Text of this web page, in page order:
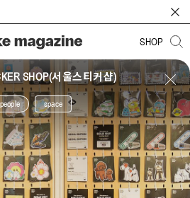
SHOP
SHOP(서울스티커샵)
people space